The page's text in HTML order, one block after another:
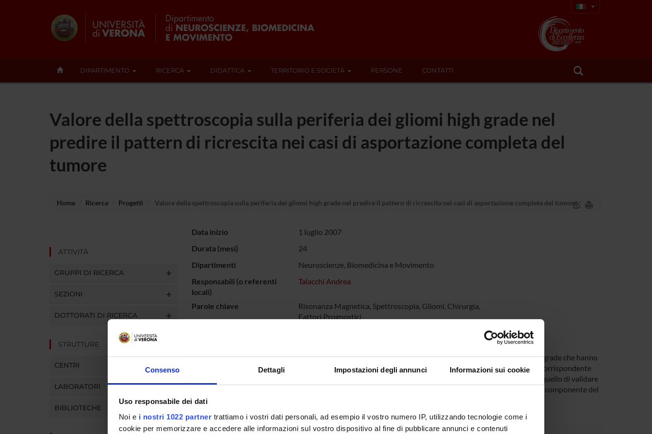
Consenso Dettagli Impostazioni degli annunci Informazioni sui cookie
Uso responsabile dei dati
Noi e i nostri 1022 partner trattiamo i vostri dati personali, ad esempio il vostro numero IP, utilizzando tecnologie come i
cookie per memorizzare e accedere alle informazioni sul vostro dispositivo al fine di pubblicare annunci e contenuti
DIPARTIMENTO RICERCA DIDATTICA TERRITORIO E SOCIETÀ PERSONE CONTATTI
Valore della spettroscopia sulla periferia dei gliomi high grade nel
predire il pattern di ricrescita nei casi di asportazione completa del
tumore
Home Ricerca Progetti Valore della spettroscopia sulla periferia dei gliomi high grade nel predire il pattern di ricrescita nei casi di asportazione completa del tumore
ATTIVITÀ
GRUPPI DI RICERCA
SEZIONI
DOTTORATI DI RICERCA
STRUTTURE
CENTRI
LABORATORI
BIBLIOTECHE
Data inizio
1 luglio 2007
Durata (mesi)
24
Dipartimenti
Neuroscienze, Biomedicina e Movimento
Responsabili (o referenti
locali)
Talacchi Andrea
Parole chiave
Risonanza Magnetica, Spettroscopia, Gliomi, Chirurgia,
Fattori Prognostici
Viene studiata con Spettroscopia in Risonanza Magnetica ad alto campo (3 Tesla) la periferia di gliomi high grade che hanno
una documentazione postoperatoria di asportazione completa della parte di tumore che prende m.d.c. e il corrispondente
pattern viene correlato con la sede del campo operatorio da cui ricresce il tumore. Obiettivo dello studio è quello di validare
le informazioni pre-operatorie più sofisticate per poter raggiungere un’asportazione radicale non solo della componente del
tumore che assume m.d.c. ma anche delle aree limitrofe.
PARTECIPANTI AL PROGETTO